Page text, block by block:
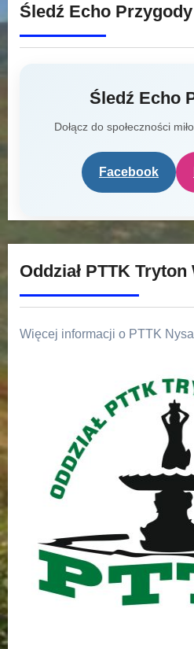
Śledź Echo Przygody
Śledź Echo
Dołącz do społeczności
Facebook
Oddział PTTK Tryton
Więcej informacji o PTTK